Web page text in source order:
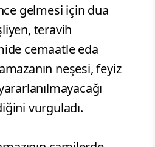
gelmesi için dua
teravih
cemaatle eda
neşesi, feyiz
vurguladı.